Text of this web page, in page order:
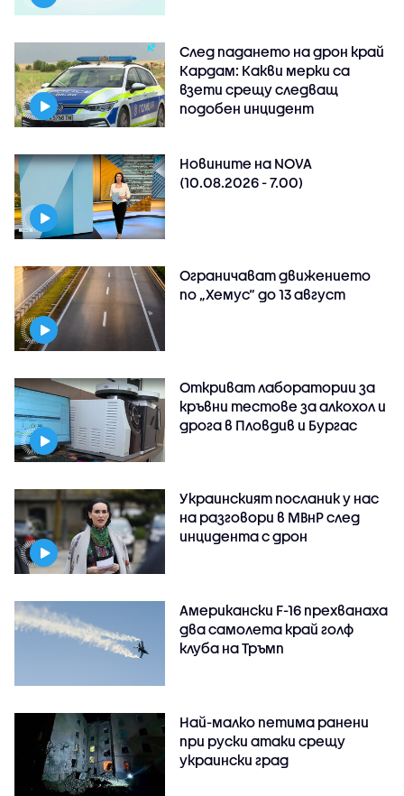
След падането на дрон край
Кардам: Какви мерки са
взети срещу следващ
подобен инцидент
Новините на NOVA
(10.08.2026 - 7.00)
Ограничават движението
по „Хемус“ до 13 август
Откриват лаборатории за
кръвни тестове за алкохол и
дрога в Пловдив и Бургас
Украинският посланик у нас
на разговори в МВнР след
инцидента с дрон
Американски F-16 прехванаха
два самолета край голф
клуба на Тръмп
Най-малко петима ранени
при руски атаки срещу
украински град